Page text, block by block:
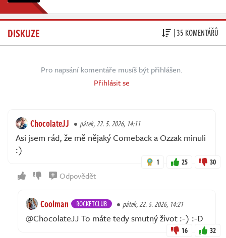
DISKUZE | 35 KOMENTÁŘŮ
Pro napsání komentáře musíš být přihlášen.
Přihlásit se
ChocolateJJ pátek, 22. 5. 2026, 14:11
Asi jsem rád, že mě nějaký Comeback a Ozzak minuli
:)
1 25 30
Odpovědět
Coolman ROCKETCLUB pátek, 22. 5. 2026, 14:21
@ChocolateJJ To máte tedy smutný život :-) :-D
16 32